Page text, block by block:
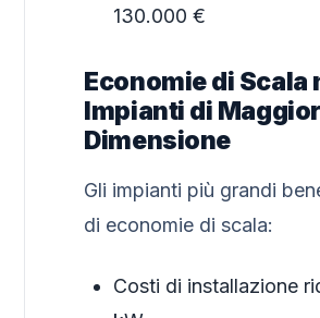
130.000 €
Economie di Scala
Impianti di
Dimensione
Gli impianti più grandi
di economie di scala:
Costi di installazione